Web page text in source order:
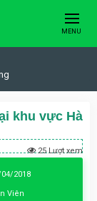
MENU
khu vực Hà
25 Lượt xem
2018
Viên